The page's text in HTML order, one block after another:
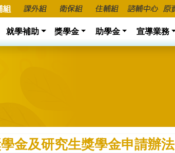
就學補助 獎學金 助學金 宣導業務
金及研究生獎學金申請辦法